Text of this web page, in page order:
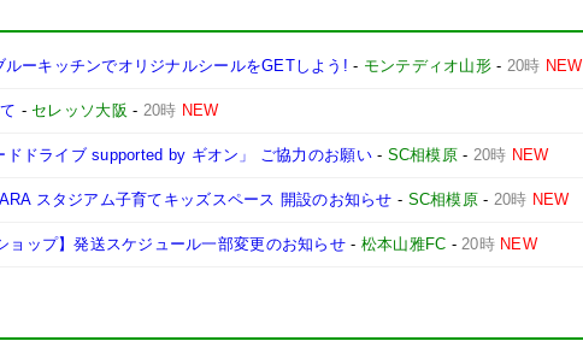
ーキッチンでオリジナルシールをGETしよう! - モンテディオ山形- 20時 NEW
- セレッソ大阪 - 20時 NEW
ドライブ supported by ギオン」 ご協力のお願い- SC相模原- 20時 NEW
スタジアム子育てキッズスペース 開設のお知らせ - SC相模原- 20時 NEW
ョップ】発送スケジュール一部変更のお知らせ- 松本山雅FC -20時 NEW